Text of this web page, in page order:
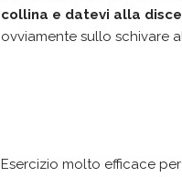
collina e datevi alla
ovviamente sullo schivare
Esercizio molto efficace